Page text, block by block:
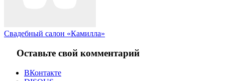
Свадебный салон «Камилла»
Оставьте свой комментарий
ВКонтакте